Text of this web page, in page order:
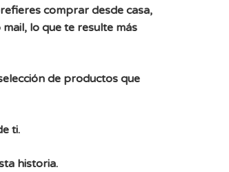
comprar desde casa,
lo que te resulte más
de productos que
ti.
historia.